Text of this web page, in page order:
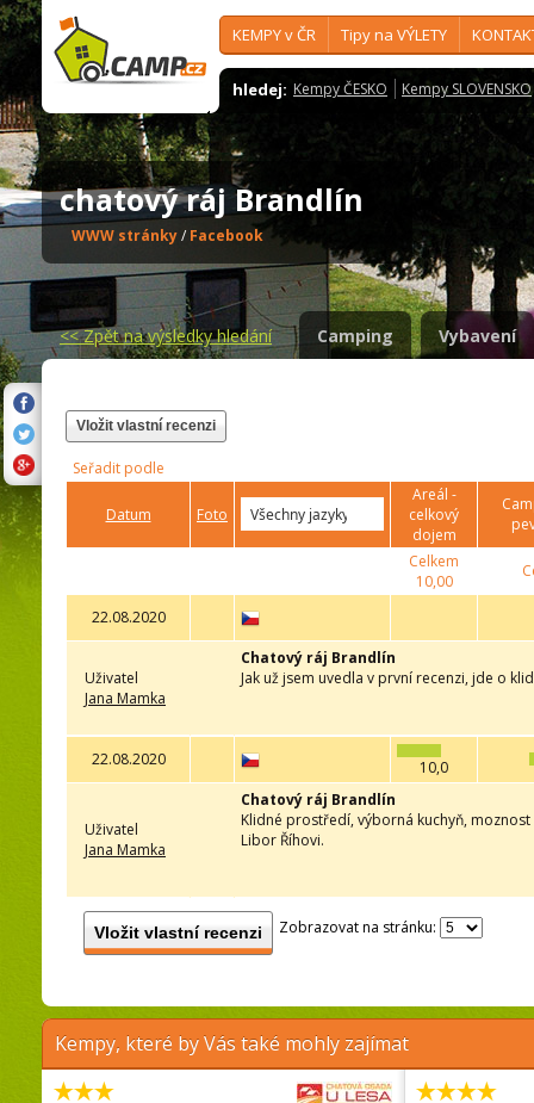
KEMPY v ČR Tipy na VÝLETY
hledej: Kempy ČESKO Kempy SLOVENSKO
chatový ráj Brandlín
WWW stránky/ Facebook
<<Zpět na výsledky hledání Camping Vybavení
Vložit vlastní recenzi
Seřadit podle
Datum Foto
Areál -
celkový
dojem
Celkem
10,00
22.08.2020
Uživatel
Jana Mamka
Chatový ráj Brandlín
Jak už jsem uvedla v první recenzi, jde o
22.08.2020 10,0
Uživatel
Jana Mamka
Chatový ráj Brandlín
Klidné prostředí, výborná kuchyň,
Libor Říhovi.
Vložit vlastní recenzi Zobrazovat na stránku:
Kempy, které by Vás také mohly zajímat